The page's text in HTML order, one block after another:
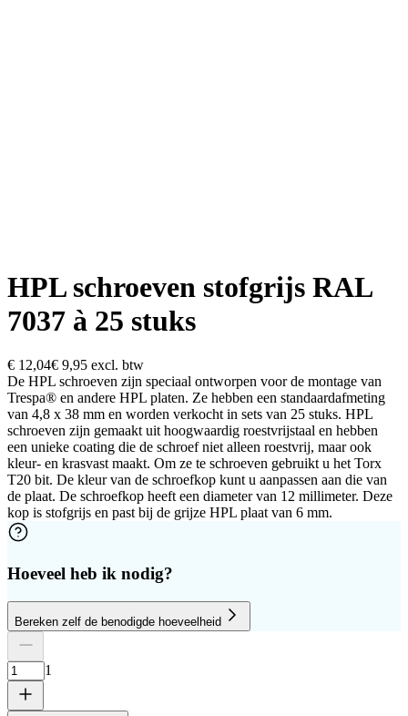
HPL schroeven stofgrijs RAL
7037 à 25 stuks
€ 12,04€ 9,95 excl. btw
De HPL schroeven zijn speciaal ontworpen voor de montage van
Trespa® en andere HPL platen. Ze hebben een standaardafmeting
van 4,8 x 38 mm en worden verkocht in sets van 25 stuks. HPL
schroeven zijn gemaakt uit hoogwaardig roestvrijstaal en hebben
een unieke coating die de schroef niet alleen roestvrij, maar ook
kleur- en krasvast maakt. Om ze te schroeven gebruikt u het Torx
T20 bit. De kleur van de schroefkop kunt u aanpassen aan die van
de plaat. De schroefkop heeft een diameter van 12 millimeter. Deze
kop is stofgrijs en past bij de grijze HPL plaat van 6 mm.
Hoeveel heb ik nodig?
Bereken zelf de benodigde hoeveelheid
Aantal platen
Hoogte
Breedte
Verwijder rij
1